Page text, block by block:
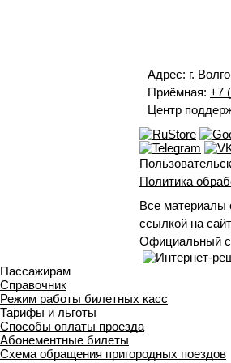
Адрес: г.
Приёмная: +7
Центр
Политика
Все материалы
ссылкой на
Официальный
Пассажирам
Справочник
Режим работы билетных касс
Тарифы и льготы
Способы оплаты проезда
Абонементные билеты
Схема обращения пригородных поездов